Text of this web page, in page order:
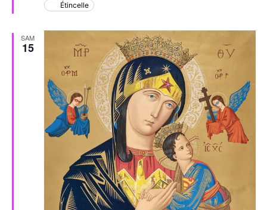
Étincelle
SAM
15